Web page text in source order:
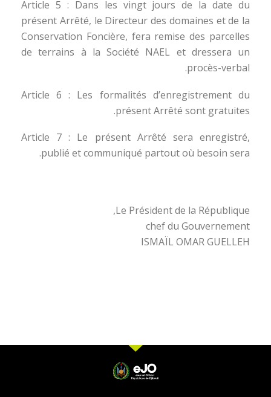
Article 5 : Dans les vingt jours de la date du
présent Arrêté, le Directeur des domaines et de la
Conservation Foncière, fera remise des parcelles
de terrains à la Société NAEL et dressera un
procès-verbal.
Article 6 : Les formalités d’enregistrement du
présent Arrêté sont gratuites.
Article 7 : Le présent Arrêté sera enregistré,
publié et communiqué partout où besoin sera.
Le Président de la République,
chef du Gouvernement
ISMAÏL OMAR GUELLEH